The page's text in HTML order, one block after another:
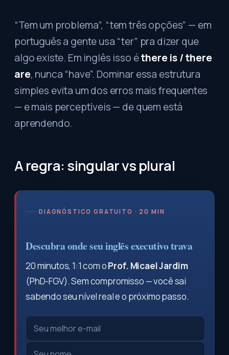
“Tem um problema”, “tem três opções” — em
português a gente usa “ter” pra dizer que
algo existe. Em inglês isso éthere is / there
are, nunca “have”. Dominar essa estrutura
simples evita um dos erros mais frequentes
— e mais perceptíveis — de quem está
aprendendo.
A regra: singular vs plural
DIAGNÓSTICO GRATUITO · 20 MIN
Descubra onde seu inglês executivo trava
20 minutos, 1:1 com oProf. Micael Jardim
(PhD-FGV). Sem compromisso — você sai
sabendo seu nível real e o próximo passo.